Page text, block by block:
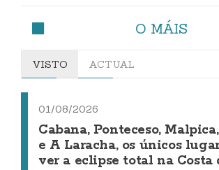
O MÁIS
VISTO ACTUAL
01/08/2026
Cabana, Ponteceso,
e A Laracha, os únicos
ver a eclipse total na Costa